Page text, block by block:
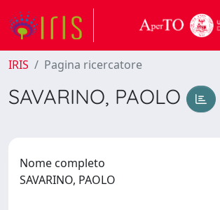
IRIS Pagina ricercatore
SAVARINO, PAOLO
Nome completo
SAVARINO, PAOLO